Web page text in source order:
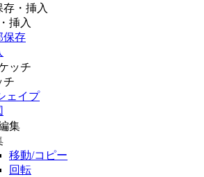
存・挿入
挿入
保存
ッチ
チ
ェイプ
集
移動/コピー
回転